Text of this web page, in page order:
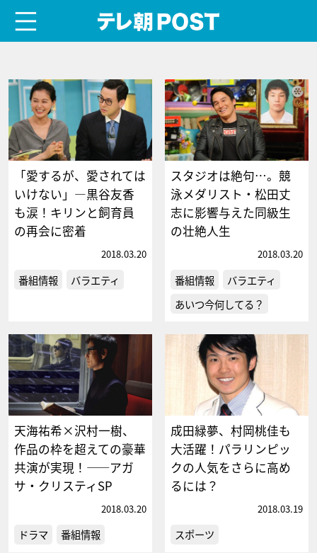
「愛するが、愛されては
いけない」―黒谷友香
も涙！キリンと飼育員
の再会に密着
2018.03.20
番組情報 バラエティ
スタジオは絶句…。競
泳メダリスト・松田丈
志に影響与えた同級生
の壮絶人生
2018.03.20
番組情報
バラエティ
あいつ今何してる？
天海祐希×沢村一樹、
作品の枠を超えての豪華
共演が実現！――アガ
サ・クリスティSP
2018.03.20
ドラマ 番組情報
成田緑夢、村岡桃佳も
大活躍！パラリンピッ
クの人気をさらに高め
るには？
2018.03.19
スポーツ